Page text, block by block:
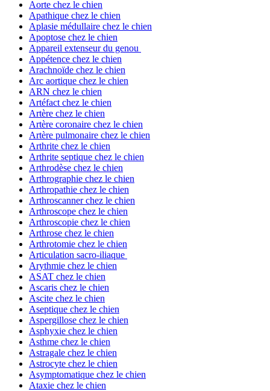
Aorte chez le chien
Apathique chez le chien
Aplasie médullaire chez le chien
Apoptose chez le chien
Appareil extenseur du genou
Appétence chez le chien
Arachnoïde chez le chien
Arc aortique chez le chien
ARN chez le chien
Artéfact chez le chien
Artère chez le chien
Artère coronaire chez le chien
Artère pulmonaire chez le chien
Arthrite chez le chien
Arthrite septique chez le chien
Arthrodèse chez le chien
Arthrographie chez le chien
Arthropathie chez le chien
Arthroscanner chez le chien
Arthroscope chez le chien
Arthroscopie chez le chien
Arthrose chez le chien
Arthrotomie chez le chien
Articulation sacro-iliaque
Arythmie chez le chien
ASAT chez le chien
Ascaris chez le chien
Ascite chez le chien
Aseptique chez le chien
Aspergillose chez le chien
Asphyxie chez le chien
Asthme chez le chien
Astragale chez le chien
Astrocyte chez le chien
Asymptomatique chez le chien
Ataxie chez le chien